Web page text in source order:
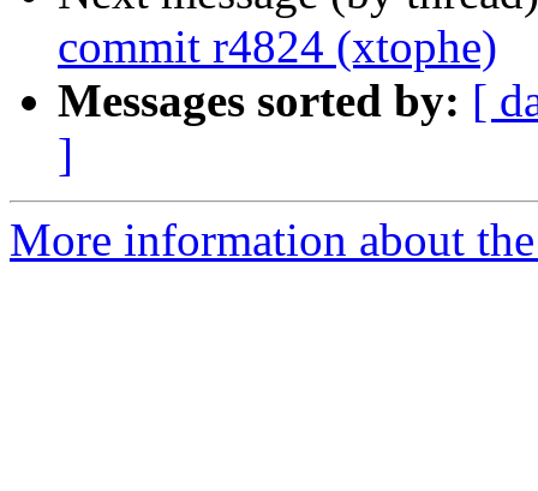
commit r4824 (xtophe)
Messages sorted by: [
]
More information about